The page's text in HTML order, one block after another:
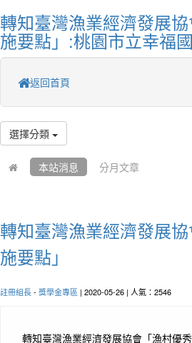
轉知臺灣漁業經濟發展
施要點」:桃園市立幸福
返回首頁
選擇分類
本站消息 分月文章
轉知臺灣漁業經濟發展
施要點」
註冊組長- 獎學金專區 | 2020-05-26 | 人氣：2546
轉知臺灣漁業經濟發展協會「漁村優